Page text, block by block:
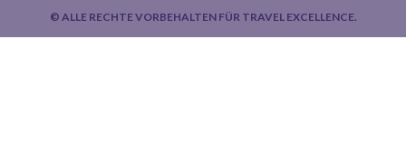
© ALLE RECHTE VORBEHALTEN FÜR TRAVEL EXCELLENCE.